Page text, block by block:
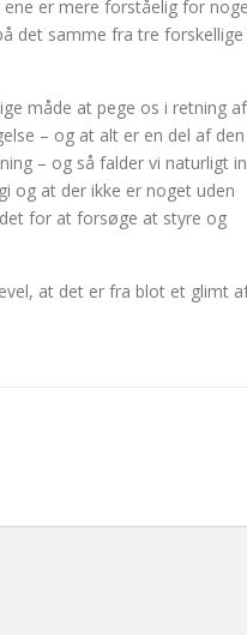
er mere forståelig for
det samme fra tre forskellige
måde at pege os i retning
– og at alt er en del af den
– og så falder vi naturligt
og at der ikke er noget uden
for at forsøge at styre og
at det er fra blot et glimt